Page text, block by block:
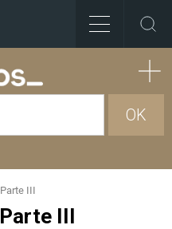
OK
III
III